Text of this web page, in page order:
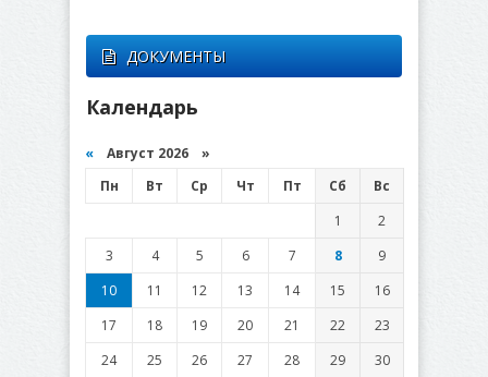
ДОКУМЕНТЫ
Календарь
« Август 2026 »
Пн
Вт Ср Чт Пт Сб
Вс
1
2
3
4 5 6 7 8
9
10
11 12 13 14 15
16
17
18 19 20 21 22
23
24
25 26 27 28 29 30